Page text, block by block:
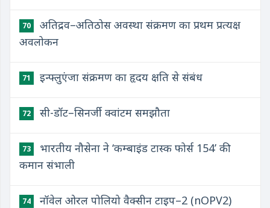
70
अतिद्रव–अतिठोस अवस्था संक्रमण का प्रथम प्रत्यक्ष
अवलोकन
71 इन्फ्लुएंजा संक्रमण का हृदय क्षति से संबंध
72 सी-डॉट–सिनर्जी क्वांटम समझौता
73
भारतीय नौसेना ने ‘कम्बाइंड टास्क फोर्स 154’ की
कमान संभाली
74 नॉवेल ओरल पोलियो वैक्सीन टाइप–2 (nOPV2)